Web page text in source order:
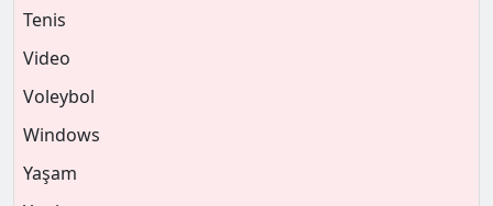
Tenis
Video
Voleybol
Windows
Yaşam